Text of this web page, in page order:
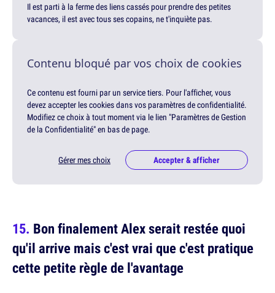
Il est parti à la ferme des liens cassés pour prendre des petites
vacances, il est avec tous ses copains, ne t'inquiète pas.
Contenu bloqué par vos choix de cookies
Ce contenu est fourni par un service tiers. Pour l'afficher, vous
devez accepter les cookies dans vos paramètres de confidentialité.
Modifiez ce choix à tout moment via le lien "Paramètres de Gestion
de la Confidentialité" en bas de page.
Gérer mes choix Accepter & afficher
Bon finalement Alex serait restée quoi
qu'il arrive mais c'est vrai que c'est pratique
cette petite règle de l'avantage